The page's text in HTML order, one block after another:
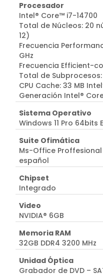
Procesador
Intel® Core™ i7-14700
Total de Núcleos: 20
12)
Frecuencia
GHz
Frecuencia Efficient-
Total de
CPU Cache: 33 MB
Generación Intel®
Sistema Operativo
Windows 11 Pro 64bits
Suite Ofimática
Ms-Office
español
Chipset
Integrado
Video
NVIDIA® 6GB
Memoria RAM
32GB DDR4 3200 MHz
Unidad Óptica
Grabador de DVD –